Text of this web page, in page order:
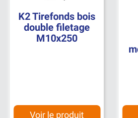
K2 Tirefonds bois
double filetage
M10x250
Voir le produit